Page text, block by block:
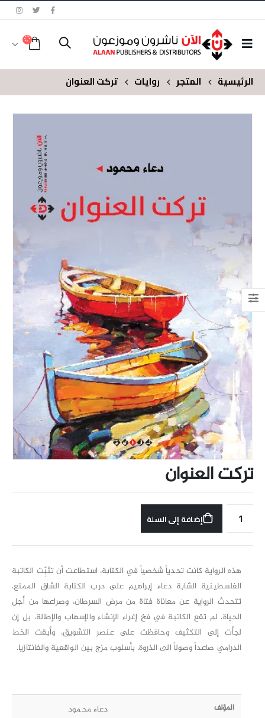
الرئيسية المتجر روايات تركت العنوان
تركت العنوان
إضافة إلى السلة
هذه الرواية كانت تحدياً شخصياً في الكتابة، استطاعت أن تثبِّت الكاتبة
الفلسطينية الشابة دعاء إبراهيم على درب الكتابة الشاق الممتع.
تتحدث الرواية عن معاناة فتاة من مرض السرطان، وصراعها من أجل
الحياة. لم تقع الكاتبة في فخ إغراء الإنشاء والإسهاب والإطالة، بل إن
لجأت إلى التكثيف وحافظت على عنصر التشويق، وأبقت الخط
الدرامي صاعداً وصولاً الى الذروة، بأسلوب مزج بين الواقعية والفانتازيا.
المؤلف دعاء محمود